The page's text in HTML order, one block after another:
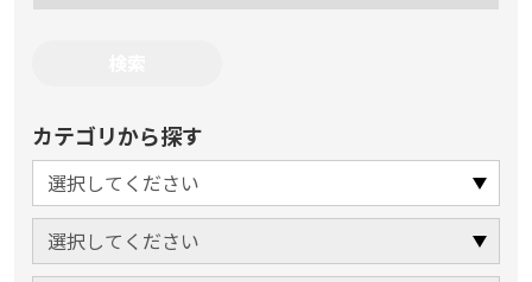
カテゴリから探す